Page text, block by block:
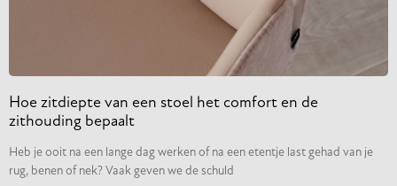
Hoe zitdiepte van een stoel het comfort en de
zithouding bepaalt
Heb je ooit na een lange dag werken of na een etentje last gehad van je
rug, benen of nek? Vaak geven we de schuld